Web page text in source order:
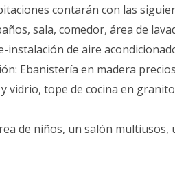
contarán con las
sala, comedor, área de
instalación de aire
Ebanistería en madera
vidrio, tope de cocina en
de niños, un salón